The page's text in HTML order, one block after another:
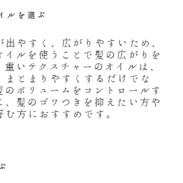
ルを選ぶ
やすく、広がりやすいため、
イルを使うことで髪の広がりを
いテクスチャーのオイルは、
まとまりやすくするだけでな
のボリュームをコントロールす
、髪のゴワつきを抑えたい方や
方におすすめです。